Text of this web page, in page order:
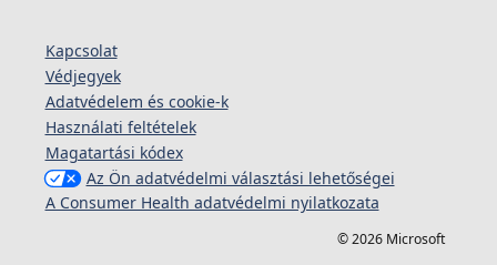
Kapcsolat
Védjegyek
Adatvédelem és cookie-k
Használati feltételek
Magatartási kódex
Az Ön adatvédelmi választási lehetőségei
A Consumer Health adatvédelmi nyilatkozata
© 2026 Microsoft